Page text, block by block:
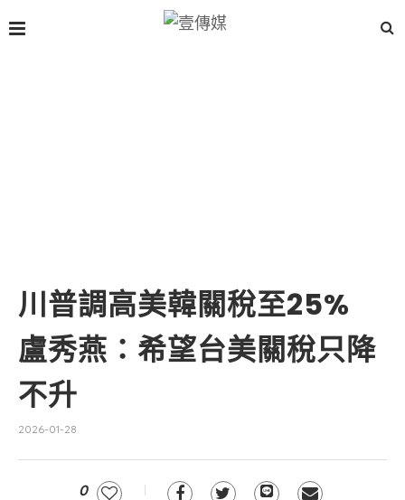
川普調高美韓關稅至25%
盧秀燕：希望台美關稅只降
不升
2026-01-28
0